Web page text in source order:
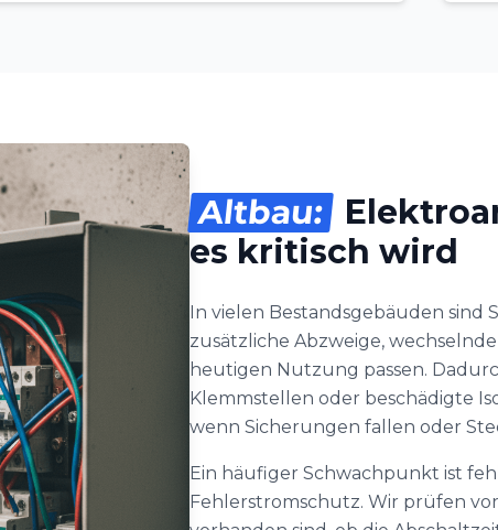
Altbau:
es kritisch wird
In vielen Bestandsgebäuden sind
zusätzliche Abzweige,
heutigen Nutzung passen.
Klemmstellen oder beschädigte
wenn Sicherungen fallen oder
Ein häufiger Schwachpunkt ist
Fehlerstromschutz. Wir prüfen